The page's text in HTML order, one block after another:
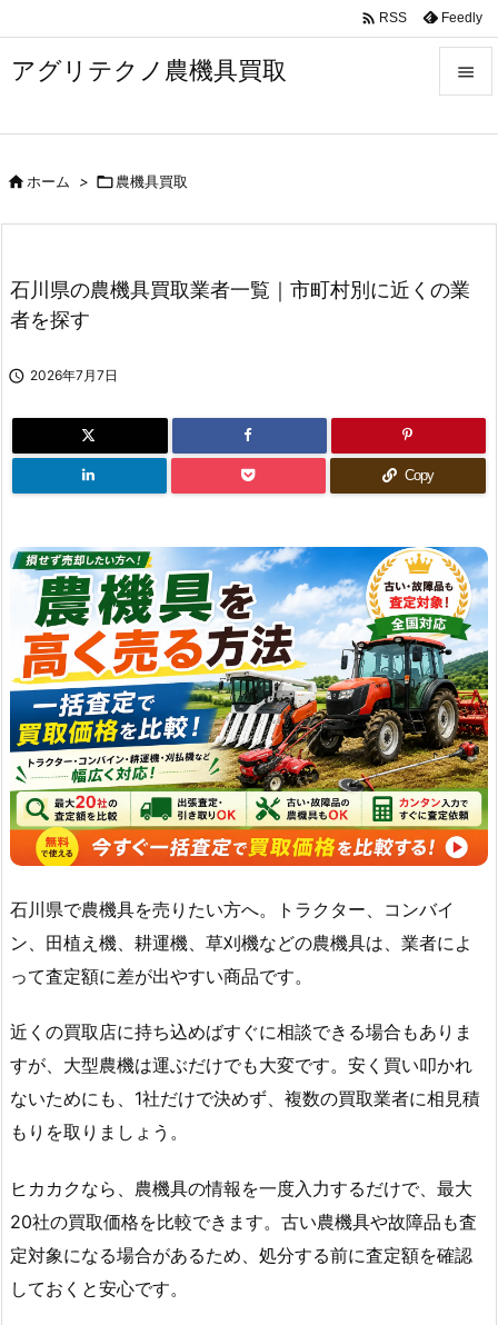
アグリテクノ農機具買取 


 RSS Feedly
ホーム > 農機具買取
石川県の農機具買取業者一覧｜市町村別に近くの業
者を探す
 2026年7月7日
Copy
石川県で農機具を売りたい方へ。トラクター、コンバイ
ン、田植え機、耕運機、草刈機などの農機具は、業者によ
って査定額に差が出やすい商品です。
近くの買取店に持ち込めばすぐに相談できる場合もありま
すが、大型農機は運ぶだけでも大変です。安く買い叩かれ
ないためにも、1社だけで決めず、複数の買取業者に相見積
もりを取りましょう。
ヒカカクなら、農機具の情報を一度入力するだけで、最大
20社の買取価格を比較できます。古い農機具や故障品も査
定対象になる場合があるため、処分する前に査定額を確認
しておくと安心です。